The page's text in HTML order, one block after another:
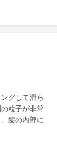
グして滑ら
粒子が非常
髪の内部に